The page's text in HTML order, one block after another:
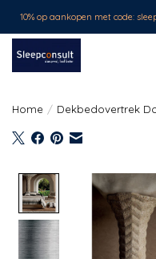
10% op aankopen met code:
Home / Dekbedovertrek
Product